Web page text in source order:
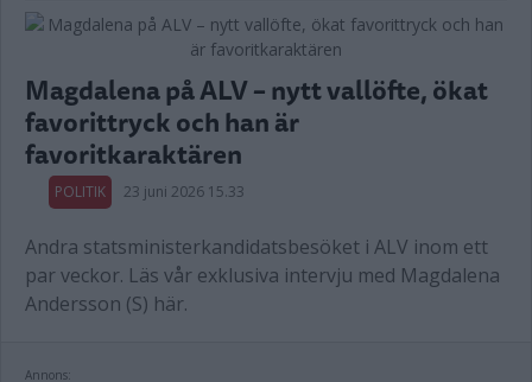
Magdalena på ALV – nytt vallöfte, ökat
favorittryck och han är
favoritkaraktären
POLITIK 23 juni 2026 15.33
Andra statsministerkandidatsbesöket i ALV inom ett
par veckor. Läs vår exklusiva intervju med Magdalena
Andersson (S) här.
Annons: